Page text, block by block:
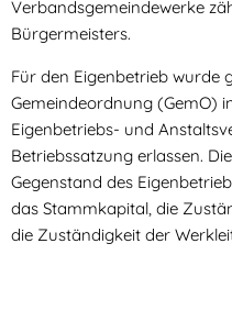
Verbandsgemeindewerke
Bürgermeisters.
Für den Eigenbetrieb wurde
Gemeindeordnung (GemO)
Eigenbetriebs- und
Betriebssatzung erlassen.
Gegenstand des
das Stammkapital, die
die Zuständigkeit der